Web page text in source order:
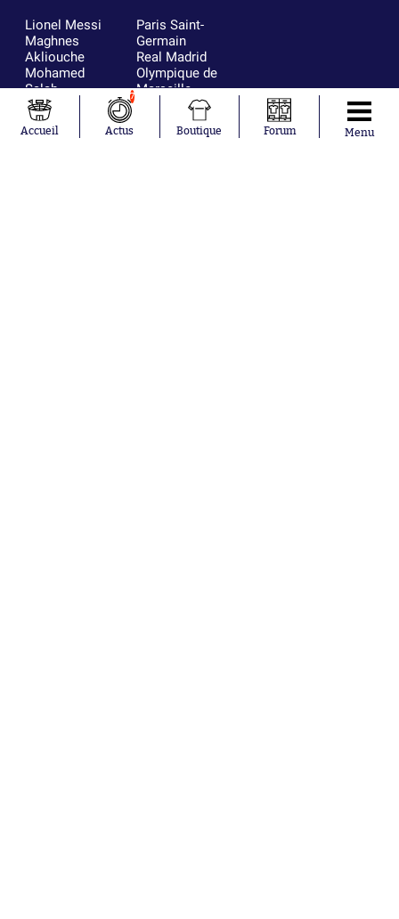
Lionel Messi
Maghnes
Akliouche
Mohamed
Salah
Neymar
Julián Álvarez
Ferrán Torres
Paris Saint-
Germain
Real Madrid
Olympique de
Marseille
FC Barcelone
Argentine
Accueil
7
Actus Boutique Forum Menu